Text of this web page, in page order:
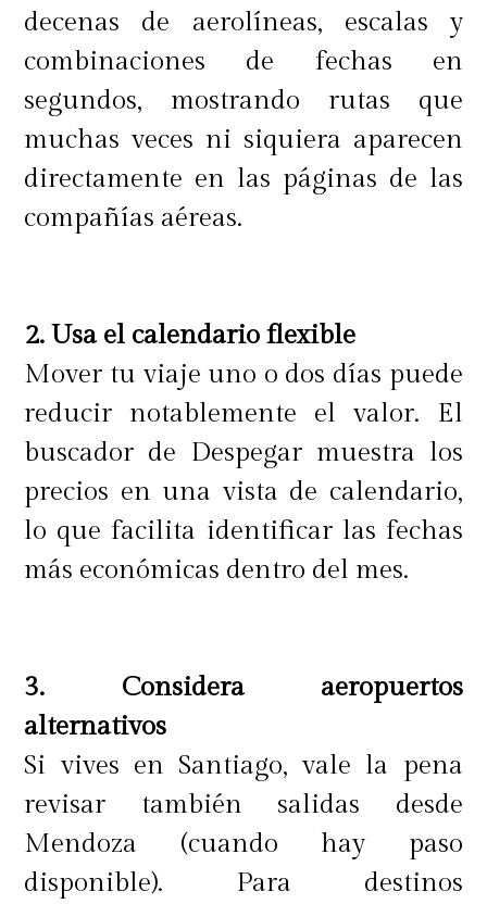
decenas de aerolíneas, escalas y
combinaciones de fechas en
segundos, mostrando rutas que
muchas veces ni siquiera aparecen
directamente en las páginas de las
compañías aéreas.
2. Usa el calendario flexible
Mover tu viaje uno o dos días puede
reducir notablemente el valor. El
buscador de Despegar muestra los
precios en una vista de calendario,
lo que facilita identificar las fechas
más económicas dentro del mes.
3. Considera aeropuertos
alternativos
Si vives en Santiago, vale la pena
revisar también salidas desde
Mendoza (cuando hay paso
disponible). Para destinos